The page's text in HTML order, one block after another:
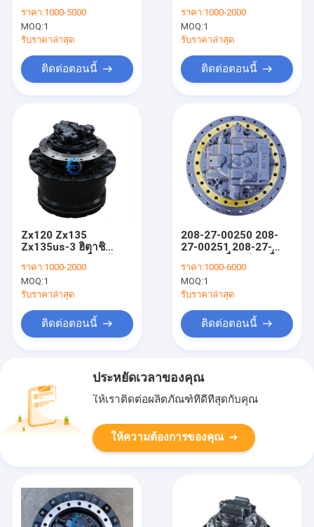
อะไหล่ขับเคลื่อนเครื่อง
ขุดสําหรับ Komatsu
PC300-7 PC400-7
ราคา:1000-5000
MOQ:1
รับราคาล่าสุด
ติดต่อตอนนี้
40023 31q8-40040
31q8-40060
ราคา:1000-2000
MOQ:1
รับราคาล่าสุด
ติดต่อตอนนี้
Zx120 Zx135
Zx135us-3 ฮิตาชิ
เคลื่อนสุดท้าย
เครื่องยนต์เดินทาง
9289617 9289616
ราคา:1000-2000
MOQ:1
รับราคาล่าสุด
ติดต่อตอนนี้
208-27-00250 208-
27-00251 208-27-
ท้าย เครื่องขุด
Komatsu PC450-7
PC400-6 มอเตอร์เดิน
ราคา:1000-6000
MOQ:1
รับราคาล่าสุด
ติดต่อตอนนี้
ประหยัดเวลาของคุณ
ให้เราติดต่อผลิตภัณฑ์ที่ดีที่สุดกับคุณ
ให้ความต้องการของคุณ